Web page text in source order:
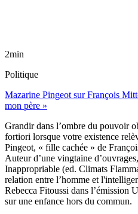
2min
Politique
Mazarine Pingeot sur François
mon père »
Grandir dans l’ombre du pouvoir
fortiori lorsque votre existence
Pingeot, « fille cachée » de
Auteur d’une vingtaine
Inappropriable (ed. Climats
relation entre l’homme et
Rebecca Fitoussi dans l’émission
sur une enfance hors du commun.